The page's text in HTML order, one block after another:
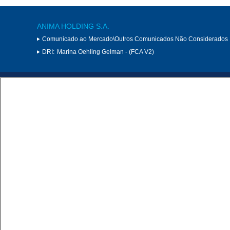
ANIMA HOLDING S.A.
Comunicado ao Mercado\Outros Comunicados Não Considerados
DRI: Marina Oehling Gelman - (FCA V2)